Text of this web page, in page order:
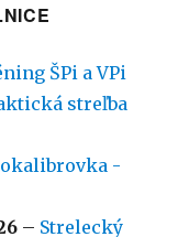
ŠPi a VPi
streľba
-
– Strelecký